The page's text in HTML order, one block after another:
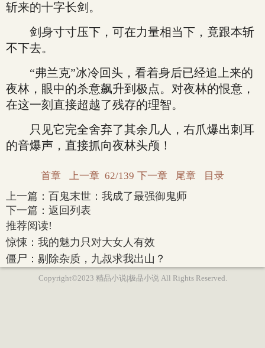
斩来的十字长剑。
剑身寸寸压下，可在力量相当下，竟跟本斩
不下去。
“弗兰克”冰冷回头，看着身后已经追上来的
夜林，眼中的杀意飙升到极点。对夜林的恨意，
在这一刻直接超越了残存的理智。
只见它完全舍弃了其余几人，右爪爆出刺耳
的音爆声，直接抓向夜林头颅！
首章 上一章 62/139 下一章 尾章 目录
上一篇： 百鬼末世：我成了最强御鬼师
下一篇： 返回列表
推荐阅读!
惊悚：我的魅力只对大女人有效
僵尸：剔除杂质，九叔求我出山？
Copyright©2023 精品小说|极品小说 All Rights Reserved.